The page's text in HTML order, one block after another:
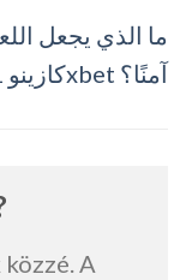
ما الذي يجعل
كازينو 1xbet آمنًا؟
A